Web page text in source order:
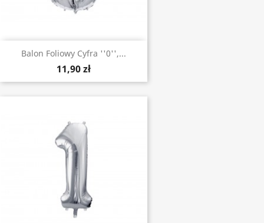
Balon Foliowy Cyfra ''0'',...
11,90 zł